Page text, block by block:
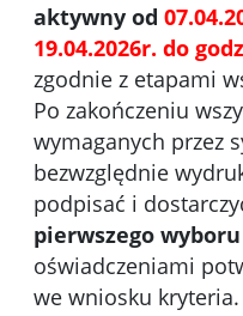
aktywny od
19.04.2026r. do
zgodnie z etapami
Po zakończeniu
wymaganych przez
bezwzględnie
podpisać i
pierwszego wyboru
oświadczeniami
we wniosku kryteria.